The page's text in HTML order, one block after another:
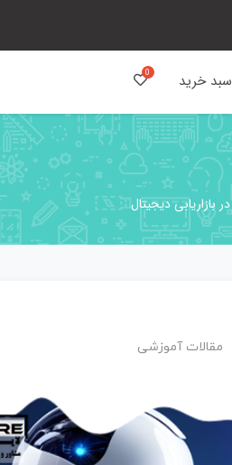
سبد خرید
مقالات آموزشی